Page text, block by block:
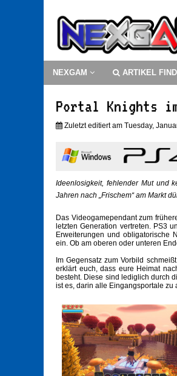
NEXGAM ARTIKEL
Portal Knights
Zuletzt editiert am Tuesday,
Ideenlosigkeit, fehlender Mut und
Jahren nach „Frischem“ am Markt
Das Videogamependant zum
letzten Generation vertreten. PS3
Erweiterungen und obligatorische
ein. Ob am oberen oder unteren
Im Gegensatz zum Vorbild
erklärt euch, dass eure Heimat
besteht. Diese sind lediglich durch
ist es, darin alle Eingangsportale zu